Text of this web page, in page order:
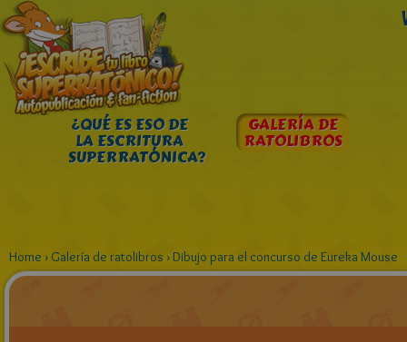
¿QUÉ ES ESO DE
LA ESCRITURA
SUPERRATÓNICA?
GALERÍA DE
RATOLIBROS
Home › Galería de ratolibros ›Dibujo para el concurso de Eureka Mouse